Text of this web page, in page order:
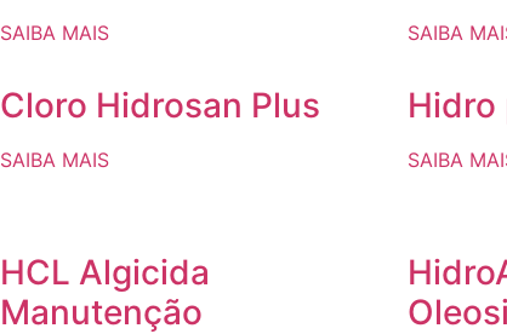
SAIBA MAIS SAIBA
Cloro Hidrosan Plus
SAIBA MAIS
Hidro
SAIBA
HCL Algicida
Manutenção